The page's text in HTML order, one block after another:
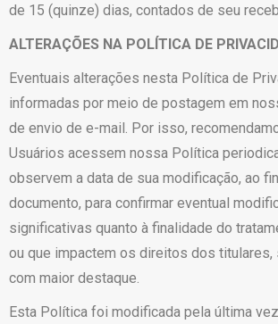
de 15 (quinze) dias, contados de seu
ALTERAÇÕES NA POLÍTICA DE
Eventuais alterações nesta Política de
informadas por meio de postagem em
de envio de e-mail. Por isso,
Usuários acessem nossa Política
observem a data de sua modificação, ao
documento, para confirmar eventual
significativas quanto à finalidade do
ou que impactem os direitos dos titulares,
com maior destaque.
Esta Política foi modificada pela última